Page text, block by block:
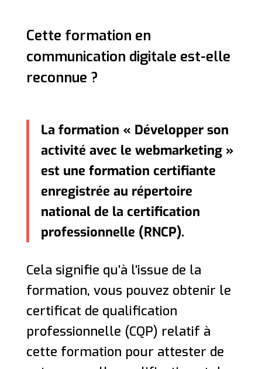
Cette formation en
communication digitale est-elle
reconnue ?
La formation « Développer son
activité avec le webmarketing »
est une formation certifiante
enregistrée au répertoire
national de la certification
professionnelle (RNCP).
Cela signifie qu’à l’issue de la
formation, vous pouvez obtenir le
certificat de qualification
professionnelle (CQP) relatif à
cette formation pour attester de